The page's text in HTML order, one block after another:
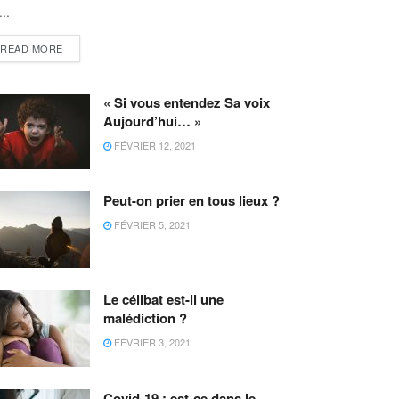
READ MORE
« Si vous entendez Sa voix
Aujourd’hui… »
FÉVRIER 12, 2021
Peut-on prier en tous lieux ?
FÉVRIER 5, 2021
Le célibat est-il une
malédiction ?
FÉVRIER 3, 2021